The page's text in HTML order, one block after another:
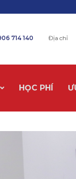
714 140 Địa chỉ
HỌC PHÍ